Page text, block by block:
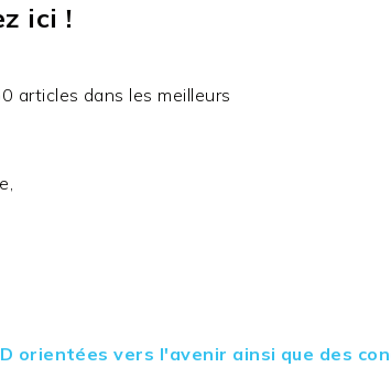
ici !
articles dans les meilleurs
orientées vers l'avenir ainsi que des